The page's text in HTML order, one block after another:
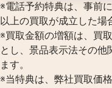
※電話予約特典は、事前
以上の買取が成立した場
※買取金額の増額は、買
とし、景品表示法その
ます。
※当特典は、弊社買取価